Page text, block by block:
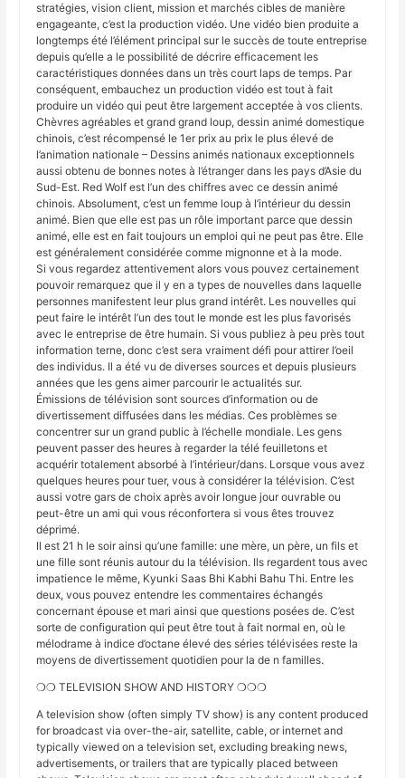
stratégies, vision client, mission et marchés cibles de manière
engageante, c’est la production vidéo. Une vidéo bien produite a
longtemps été l’élément principal sur le succès de toute entreprise
depuis qu’elle a le possibilité de décrire efficacement les
caractéristiques données dans un très court laps de temps. Par
conséquent, embauchez un production vidéo est tout à fait
produire un vidéo qui peut être largement acceptée à vos clients.
Chèvres agréables et grand grand loup, dessin animé domestique
chinois, c’est récompensé le 1er prix au prix le plus élevé de
l’animation nationale – Dessins animés nationaux exceptionnels
aussi obtenu de bonnes notes à l’étranger dans les pays d’Asie du
Sud-Est. Red Wolf est l’un des chiffres avec ce dessin animé
chinois. Absolument, c’est un femme loup à l’intérieur du dessin
animé. Bien que elle est pas un rôle important parce que dessin
animé, elle est en fait toujours un emploi qui ne peut pas être. Elle
est généralement considérée comme mignonne et à la mode.
Si vous regardez attentivement alors vous pouvez certainement
pouvoir remarquez que il y en a types de nouvelles dans laquelle
personnes manifestent leur plus grand intérêt. Les nouvelles qui
peut faire le intérêt l’un des tout le monde est les plus favorisés
avec le entreprise de être humain. Si vous publiez à peu près tout
information terne, donc c’est sera vraiment défi pour attirer l’oeil
des individus. Il a été vu de diverses sources et depuis plusieurs
années que les gens aimer parcourir le actualités sur.
Émissions de télévision sont sources d’information ou de
divertissement diffusées dans les médias. Ces problèmes se
concentrer sur un grand public à l’échelle mondiale. Les gens
peuvent passer des heures à regarder la télé feuilletons et
acquérir totalement absorbé à l’intérieur/dans. Lorsque vous avez
quelques heures pour tuer, vous à considérer la télévision. C’est
aussi votre gars de choix après avoir longue jour ouvrable ou
peut-être un ami qui vous réconfortera si vous êtes trouvez
déprimé.
Il est 21 h le soir ainsi qu’une famille: une mère, un père, un fils et
une fille sont réunis autour du la télévision. Ils regardent tous avec
impatience le même, Kyunki Saas Bhi Kabhi Bahu Thi. Entre les
deux, vous pouvez entendre les commentaires échangés
concernant épouse et mari ainsi que questions posées de. C’est
sorte de configuration qui peut être tout à fait normal en, où le
mélodrame à indice d’octane élevé des séries télévisées reste la
moyens de divertissement quotidien pour la de n familles.
❍❍ TELEVISION SHOW AND HISTORY ❍❍❍
A television show (often simply TV show) is any content produced
for broadcast via over-the-air, satellite, cable, or internet and
typically viewed on a television set, excluding breaking news,
advertisements, or trailers that are typically placed between